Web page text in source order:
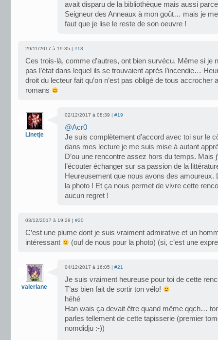
avait disparu de la bibliothèque mais aussi
Seigneur des Anneaux à mon goût… mais je
faut que je lise le reste de son oeuvre !
29/11/2017 à 19:35 | #18
Ces trois-là, comme d’autres, ont bien survécu. Même si je
pas l’état dans lequel ils se trouvaient après l’incendie…
droit du lecteur fait qu’on n’est pas obligé de tous accrocher
romans
Linetje
02/12/2017 à 08:39 | #19
@Acr0
Je suis complètement d’accord avec toi sur le
dans mes lecture je me suis mise à autant
D’ou une rencontre assez hors du temps. Mais
l’écouter échanger sur sa passion de la
Heureusement que nous avons des amoureux.
la photo ! Et ça nous permet de vivre cette
aucun regret !
03/12/2017 à 19:29 | #20
C’est une plume dont je suis vraiment admirative et un
intéressant
(ouf de nous pour la photo) (si, c’est une
valeriane
04/12/2017 à 16:05 | #21
Je suis vraiment heureuse pour toi de cette
T’as bien fait de sortir ton vélo!
héhé
Han wais ça devait être quand même qqch…
parles tellement de cette tapisserie (premier
nomdidju :-))